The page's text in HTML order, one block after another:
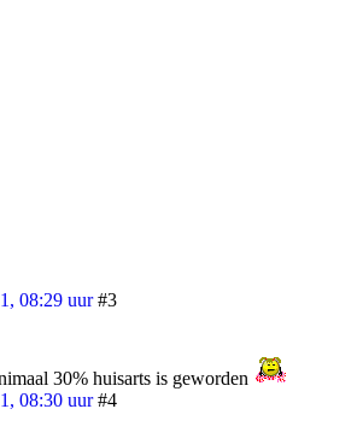
08:29 uur #3
30% huisarts is geworden
08:30 uur #4